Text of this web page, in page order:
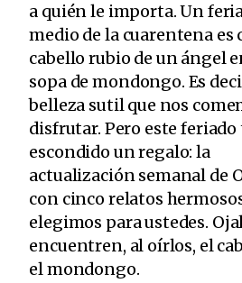
a quién le importa. Un
medio de la cuarentena es
cabello rubio de un ángel
sopa de mondongo. Es
belleza sutil que nos
disfrutar. Pero este feriado
escondido un regalo: la
actualización semanal de
con cinco relatos
elegimos para ustedes.
encuentren, al oírlos, el
el mondongo.